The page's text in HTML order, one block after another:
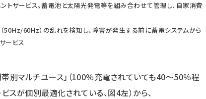
トサービス。蓄電池と太陽光発電等を組み合わせて管理し、自家消費
50Hz/60Hz）の乱れを検知し、障害が発生する前に蓄電システムから
ービス
マルチユース」（100％充電されていても40〜50％程
スが個別最適化されている、図4左）から、